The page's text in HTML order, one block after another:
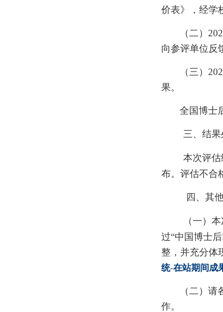
价表》
，经
（二）
向参评单位反
（三）
果。
全国博士
三、结
本次评
布。评估不合
四、其
（一） 本
过“中国博士
整，并充分体
统-在站期间成
（二）
作。